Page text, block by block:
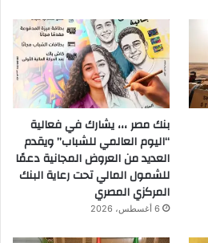
بنك مصر ،،، يشارك في فعالية
“اليوم العالمي للشباب” ويقدم
العديد من العروض المجانية دعمًا
للشمول المالي تحت رعاية البنك
المركزي المصري
6 أغسطس، 2026